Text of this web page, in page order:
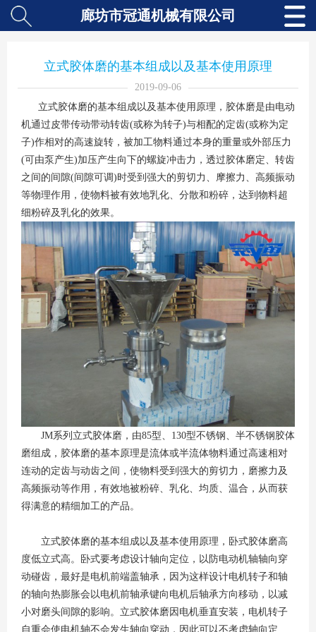
廊坊市冠通机械有限公司
立式胶体磨的基本组成以及基本使用原理
2019-09-06
立式胶体磨的基本组成以及基本使用原理，胶体磨是由电动
机通过皮带传动带动转齿(或称为转子)与相配的定齿(或称为定
子)作相对的高速旋转，被加工物料通过本身的重量或外部压力
(可由泵产生)加压产生向下的螺旋冲击力，透过胶体磨定、转齿
之间的间隙(间隙可调)时受到强大的剪切力、摩擦力、高频振动
等物理作用，使物料被有效地乳化、分散和粉碎，达到物料超
细粉碎及乳化的效果。
JM系列立式胶体磨，由85型、130型不锈钢、半不锈钢胶体
磨组成，胶体磨的基本原理是流体或半流体物料通过高速相对
连动的定齿与动齿之间，使物料受到强大的剪切力，磨擦力及
高频振动等作用，有效地被粉碎、乳化、均质、温合，从而获
得满意的精细加工的产品。
立式胶体磨的基本组成以及基本使用原理，卧式胶体磨高
度低立式高。卧式要考虑设计轴向定位，以防电动机轴轴向穿
动碰齿，最好是电机前端盖轴承，因为这样设计电机转子和轴
的轴向热膨胀会以电机前轴承键向电机后轴承方向移动，以减
小对磨头间隙的影响。立式胶体磨因电机垂直安装，电机转子
自重会使电机轴不会发生轴向穿动，因此可以不考虑轴向定